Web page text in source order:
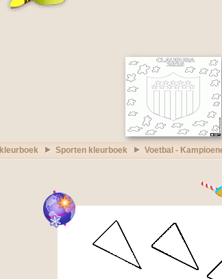
kleurboek Sporten kleurboek Voetbal -